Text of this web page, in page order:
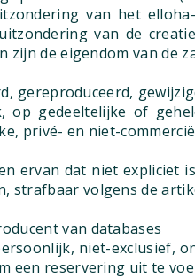
van het
van de
de eigendom van de
gereproduceerd,
gedeeltelijke of
en niet-
ervan dat niet
strafbaar volgens de
van databases
niet-exclusief,
een reservering uit te